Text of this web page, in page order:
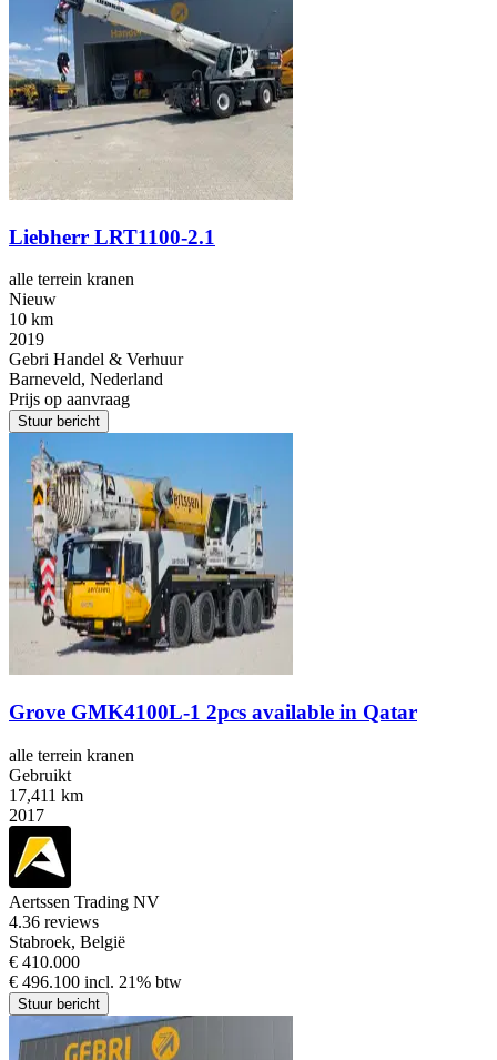
Liebherr LRT1100-2.1
alle terrein kranen
Nieuw
10 km
2019
Gebri Handel & Verhuur
Barneveld, Nederland
Prijs op aanvraag
Stuur bericht
Grove GMK4100L-1 2pcs available in Qatar
alle terrein kranen
Gebruikt
17,411 km
2017
Aertssen Trading NV
4.36 reviews
Stabroek, België
€ 410.000
€ 496.100 incl. 21% btw
Stuur bericht